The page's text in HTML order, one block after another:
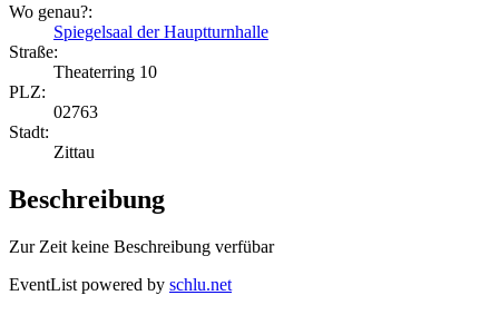
Wo genau?:
Spiegelsaal der Hauptturnhalle
Straße:
Theaterring 10
PLZ:
02763
Stadt:
Zittau
Beschreibung
Zur Zeit keine Beschreibung verfübar
EventList powered by schlu.net